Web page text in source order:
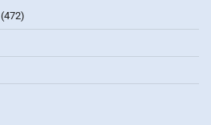
(472)